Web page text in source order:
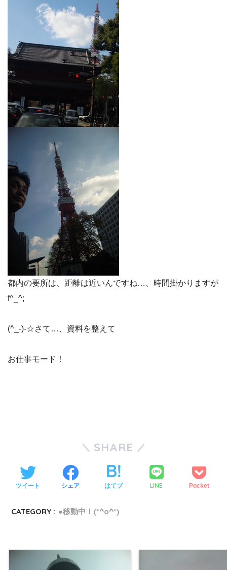
都内の要所は、距離は近いんですね…、時間掛かりますが
f^_^;
(^_-)-☆さて…、資料を整えて
お仕事モード！
SHARE
ツイート シェア はてブ LINE Pocket
CATEGORY : ●移動中！(*^o^*)